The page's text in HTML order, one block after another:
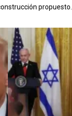
propuesto.